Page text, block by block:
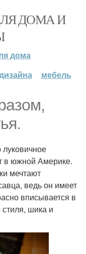
ДОМА И
дома
мебель
в южной Америке.
мечтают
ведь он имеет
вписывается в
шика и